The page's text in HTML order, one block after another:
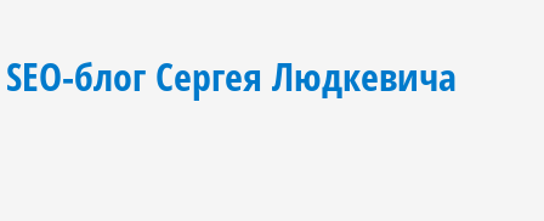
SEO-блог Сергея Людкевича